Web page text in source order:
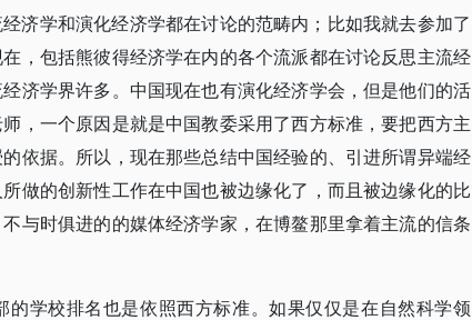
济学和演化经济学都在讨论的范畴内；比如我就去参加了
，包括熊彼得经济学在内的各个流派都在讨论反思主流经
济学界许多。中国现在也有演化经济学会，但是他们的活
，一个原因是就是中国教委采用了西方标准，要把西方主
依据。所以，现在那些总结中国经验的、引进所谓异端经
做的创新性工作在中国也被边缘化了，而且被边缘化的比
与时俱进的的媒体经济学家，在博鳌那里拿着主流的信条
学校排名也是依照西方标准。如果仅仅是在自然科学领